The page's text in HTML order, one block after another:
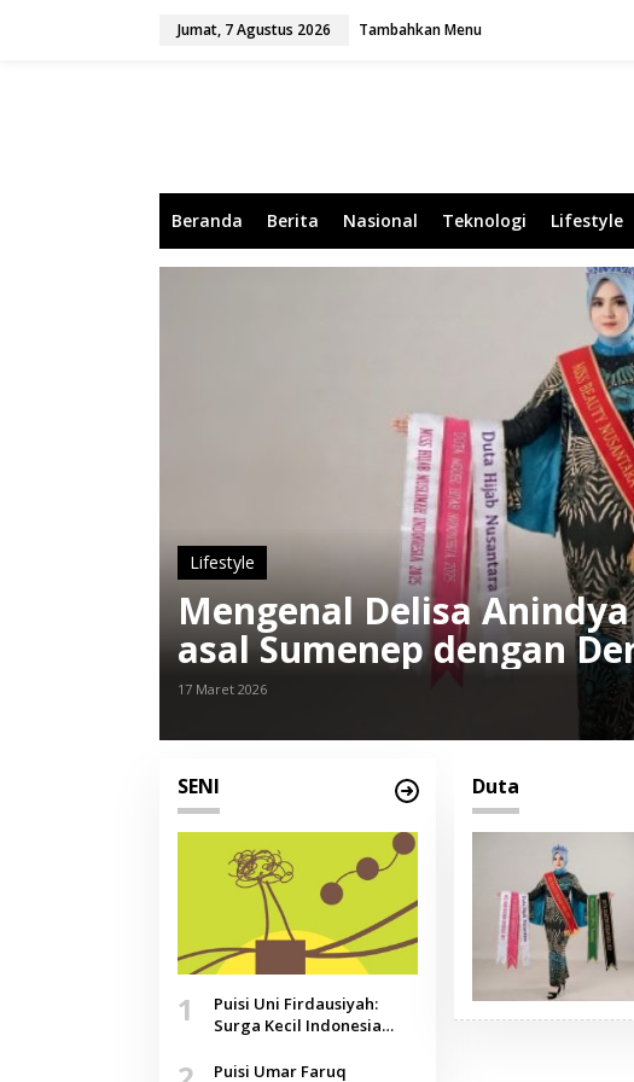
Jumat, 7 Agustus 2026 Tambahkan Menu
Beranda Berita Nasional Teknologi Lifestyle
Lifestyle
Mengenal Delisa
asal Sumenep dengan
17 Maret 2026
SENI
1
Puisi Uni Firdausiyah:
Surga Kecil Indonesia
Doa yang Jauh, Narasi
Puisi Umar Faruq
Duta